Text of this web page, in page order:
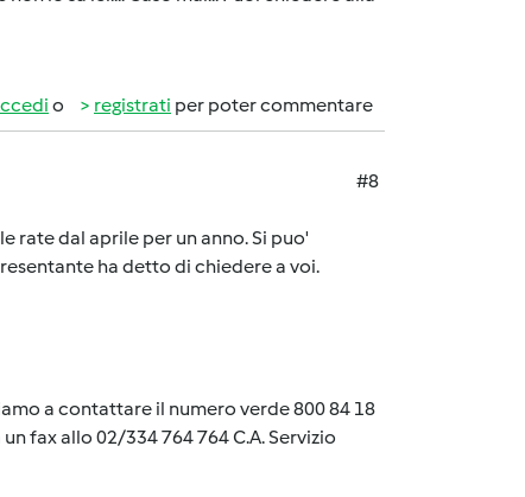
o registrati per poter commentare
#8
rate dal aprile per un anno. Si puo'
ha detto di chiedere a voi.
a contattare il numero verde 800 84 18
fax allo 02/334 764 764 C.A. Servizio